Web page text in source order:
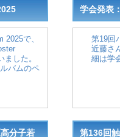
2025で、
した。
バムのペ
学会発表
第19回
近藤さ
細は学
分子若
第136回